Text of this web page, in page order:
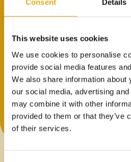
Consent Details
This website uses cookies
We use cookies to personalise
provide social media features
We also share information about
our social media, advertising
may combine it with other
provided to them or that they’ve
of their services.
Riduzione dei
Minor utilizzo di alluminio per
Differenziazione del
Design più pulito e moderno
presenza a scaffale.